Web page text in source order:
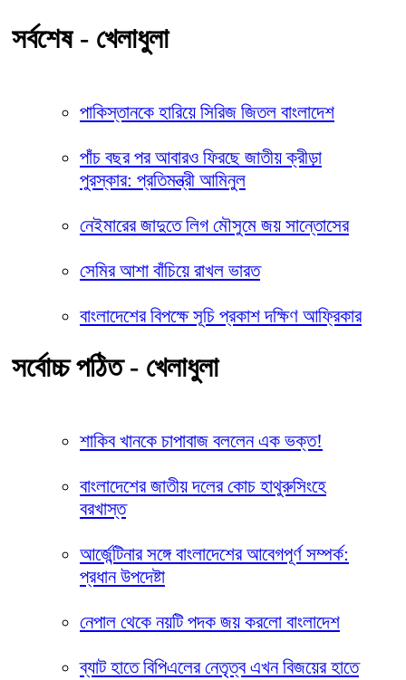
সর্বশেষ - খেলাধুলা
পাকিস্তানকে হারিয়ে সিরিজ জিতল বাংলাদেশ
পাঁচ বছর পর আবারও ফিরছে জাতীয় ক্রীড়া
পুরস্কার: প্রতিমন্ত্রী আমিনুল
নেইমারের জাদুতে লিগ মৌসুমে জয় সান্তোসের
সেমির আশা বাঁচিয়ে রাখল ভারত
বাংলাদেশের বিপক্ষে সূচি প্রকাশ দক্ষিণ আফ্রিকার
সর্বোচ্চ পঠিত - খেলাধুলা
শাকিব খানকে চাপাবাজ বললেন এক ভক্ত!
বাংলাদেশের জাতীয় দলের কোচ হাথুরুসিংহে
বরখাস্ত
আর্জেন্টিনার সঙ্গে বাংলাদেশের আবেগপূর্ণ সম্পর্ক:
প্রধান উপদেষ্টা
নেপাল থেকে নয়টি পদক জয় করলো বাংলাদেশ
ব্যাট হাতে বিপিএলের নেতৃত্ব এখন বিজয়ের হাতে